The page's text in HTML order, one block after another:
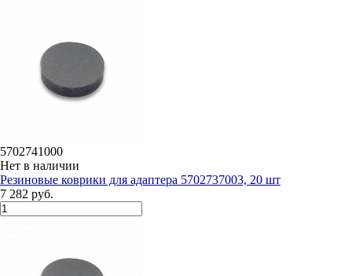
5702741000
Нет в наличии
Резиновые коврики для адаптера 5702737003, 20 шт
7 282 руб.